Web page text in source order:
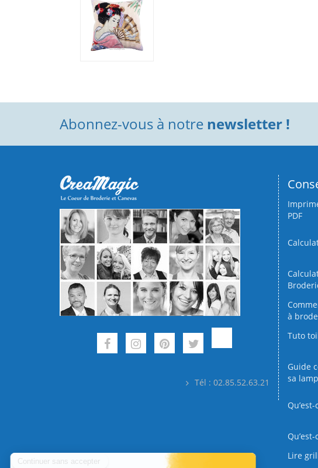
Abonnez-vous à notre newsletter !
Tél : 02.85.52.63.21
PDF
à
Tuto
Guide
sa
Lire